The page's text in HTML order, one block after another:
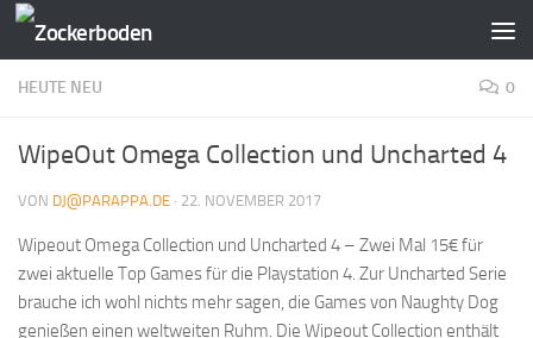
Zum Inhalt springen
HEUTE NEU 0
WipeOut Omega Collection und Uncharted 4
VON DJ@PARAPPA.DE · 22. NOVEMBER 2017
Wipeout Omega Collection und Uncharted 4 – Zwei Mal 15€ für
zwei aktuelle Top Games für die Playstation 4. Zur Uncharted Serie
brauche ich wohl nichts mehr sagen, die Games von Naughty Dog
genießen einen weltweiten Ruhm. Die Wipeout Collection enthält